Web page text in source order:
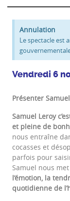
Annulation
Le spectacle est
Vendredi 6
Présenter
Samuel Leroy
et pleine de
nous entraîne
cocasses et
parfois pour
Samuel nous
l’émotion, la
quotidienne de